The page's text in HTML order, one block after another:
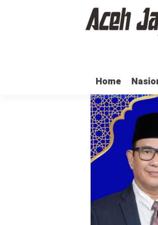
Home
dan Pj Bupati Aceh Jaya Bahas Penguatan